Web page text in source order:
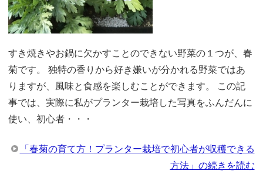
すき焼きやお鍋に欠かすことのできない野菜の１つが、春
菊です。 独特の香りから好き嫌いが分かれる野菜ではあ
りますが、風味と食感を楽しむことができます。 この記
事では、実際に私がプランター栽培した写真をふんだんに
使い、初心者・・・
「春菊の育て方！プランター栽培で初心者が収穫できる
方法」の続きを読む